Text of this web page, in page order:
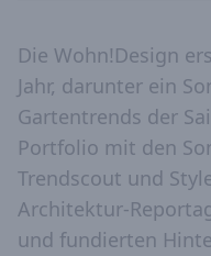
Die Wohn!Design
Jahr, darunter ein
Gartentrends der
Portfolio mit den
Trendscout und
Architektur-
und fundierten